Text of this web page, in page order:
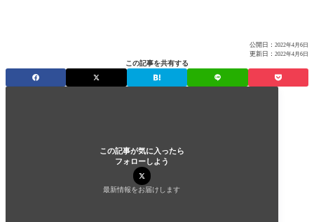
公開日： 2022年4月6日
更新日： 2022年4月6日
この記事を共有する
この記事が気に入ったら
フォローしよう
最新情報をお届けします